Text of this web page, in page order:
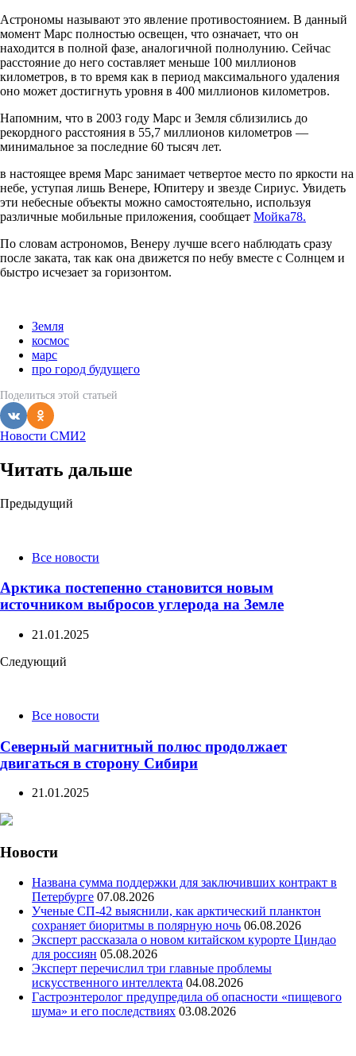
Астрономы называют это явление противостоянием. В данный
момент Марс полностью освещен, что означает, что он
находится в полной фазе, аналогичной полнолунию. Сейчас
расстояние до него составляет меньше 100 миллионов
километров, в то время как в период максимального удаления
оно может достигнуть уровня в 400 миллионов километров.
Напомним, что в 2003 году Марс и Земля сблизились до
рекордного расстояния в 55,7 миллионов километров —
минимальное за последние 60 тысяч лет.
в настоящее время Марс занимает четвертое место по яркости на
небе, уступая лишь Венере, Юпитеру и звезде Сириус. Увидеть
эти небесные объекты можно самостоятельно, используя
различные мобильные приложения, сообщает Мойка78.
По словам астрономов, Венеру лучше всего наблюдать сразу
после заката, так как она движется по небу вместе с Солнцем и
быстро исчезает за горизонтом.
Земля
космос
марс
про город будущего
Поделиться этой статьей
Новости СМИ2
Читать дальше
Post
Предыдущий
Все новости
Арктика постепенно становится новым
источником выбросов углерода на Земле
21.01.2025
Следующий
Все новости
Северный магнитный полюс продолжает
двигаться в сторону Сибири
21.01.2025
Новости
Названа сумма поддержки для заключивших контракт в
Петербурге 07.08.2026
Ученые СП-42 выяснили, как арктический планктон
сохраняет биоритмы в полярную ночь 06.08.2026
Эксперт рассказала о новом китайском курорте Циндао
для россиян 05.08.2026
Эксперт перечислил три главные проблемы
искусственного интеллекта 04.08.2026
Гастроэнтеролог предупредила об опасности «пищевого
шума» и его последствиях 03.08.2026